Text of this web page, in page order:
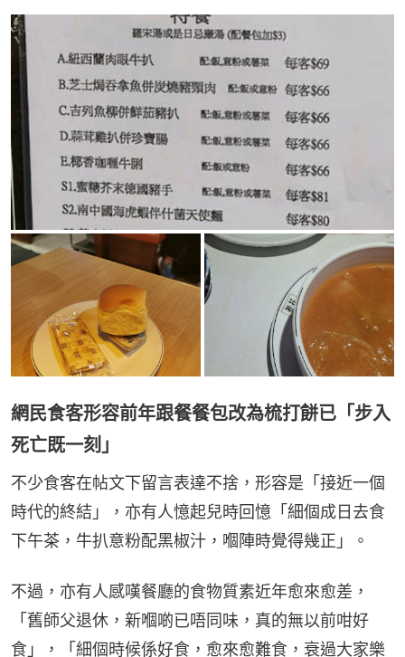
網民食客形容前年跟餐餐包改為梳打餅已「步入
死亡既一刻」
不少食客在帖文下留言表達不捨，形容是「接近一個
時代的終結」，亦有人憶起兒時回憶「細個成日去食
下午茶，牛扒意粉配黑椒汁，嗰陣時覺得幾正」。
不過，亦有人感嘆餐廳的食物質素近年愈來愈差，
「舊師父退休，新嗰啲已唔同味，真的無以前咁好
食」，「細個時候係好食，愈來愈難食，衰過大家樂